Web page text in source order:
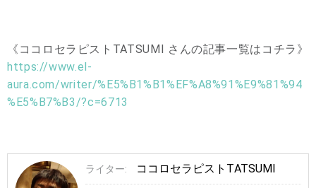
《ココロセラピストTATSUMI さんの記事一覧はコチラ》
https://www.el-
aura.com/writer/%E5%B1%B1%EF%A8%91%E9%81%94
%E5%B7%B3/?c=6713
ライター: ココロセラピストTATSUMI